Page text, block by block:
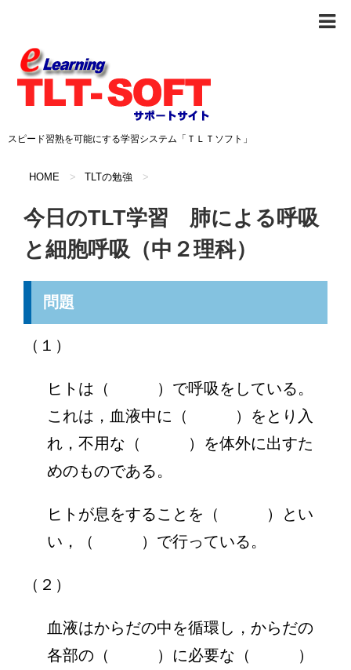
スピード習熟を可能にする学習システム「ＴＬＴソフト」
HOME > TLTの勉強 >
今日のTLT学習 肺による呼吸
と細胞呼吸（中２理科）
問題
（１）
ヒトは（ ）で呼吸をしている。
これは，血液中に（ ）をとり入
れ，不用な（ ）を体外に出すた
めのものである。
ヒトが息をすることを（ ）とい
い，（ ）で行っている。
（２）
血液はからだの中を循環し，からだの
各部の（ ）に必要な（ ）